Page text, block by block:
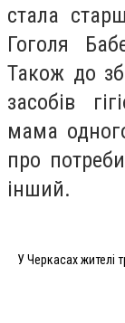
стала
Гоголя
Також до
засобів
мама
про
інший.
У Черкасах жителі